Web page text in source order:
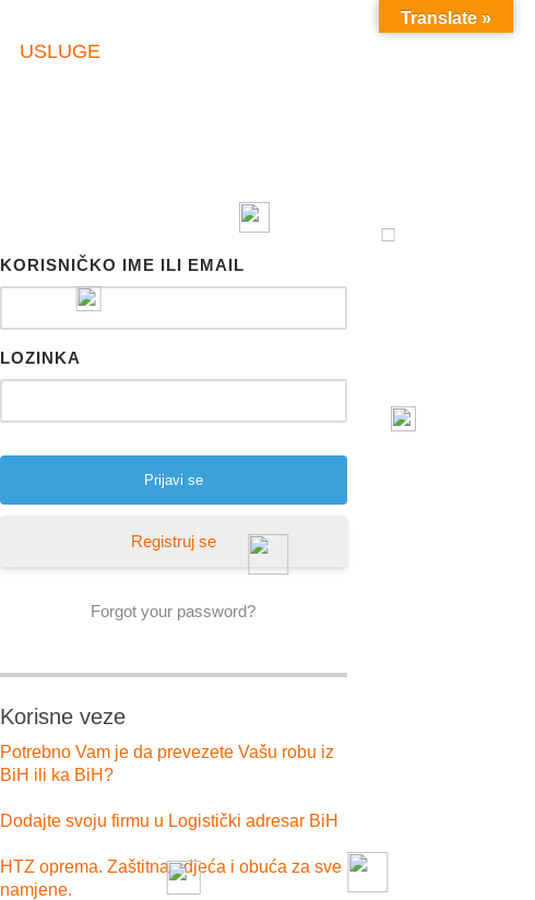
USLUGE
KORISNIČKO IME ILI EMAIL
LOZINKA
Registruj se
Forgot your password?
Korisne veze
Potrebno Vam je da prevezete Vašu robu iz
BiH ili ka BiH?
Dodajte svoju firmu u Logistički adresar BiH
HTZ oprema. Zaštitna odjeća i obuća za sve
namjene.
Translate »